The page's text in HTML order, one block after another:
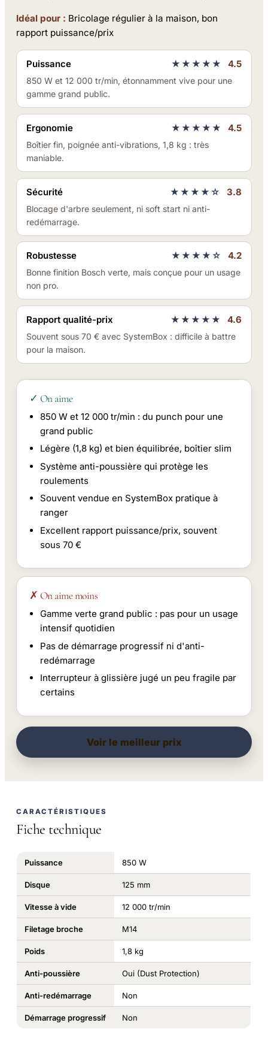
Idéal pour : Bricolage régulier à la maison, bon
rapport puissance/prix
Puissance ★★★★★ 4.5
850 W et 12 000 tr/min, étonnamment vive pour une
gamme grand public.
Ergonomie ★★★★★ 4.5
Boîtier fin, poignée anti-vibrations, 1,8 kg : très
maniable.
Sécurité ★★★★☆ 3.8
Blocage d'arbre seulement, ni soft start ni anti-
redémarrage.
Robustesse ★★★★☆ 4.2
Bonne finition Bosch verte, mais conçue pour un usage
non pro.
Rapport qualité-prix ★★★★★ 4.6
Souvent sous 70 € avec SystemBox : difficile à battre
pour la maison.
✓ On aime
850 W et 12 000 tr/min : du punch pour une
grand public
Légère (1,8 kg) et bien équilibrée, boîtier slim
Système anti-poussière qui protège les
roulements
Souvent vendue en SystemBox pratique à
ranger
Excellent rapport puissance/prix, souvent
sous 70 €
✗ On aime moins
Gamme verte grand public : pas pour un usage
intensif quotidien
Pas de démarrage progressif ni d'anti-
redémarrage
Interrupteur à glissière jugé un peu fragile par
certains
Voir le meilleur prix
CARACTÉRISTIQUES
Fiche technique
Puissance 850 W
Disque 125 mm
Vitesse à vide 12 000 tr/min
Filetage broche M14
Poids 1,8 kg
Anti-poussière Oui (Dust Protection)
Anti-redémarrage Non
Démarrage progressif Non